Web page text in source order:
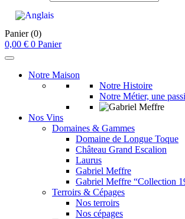
Panier (0)
0,00 € 0 Panier
Notre Maison
Notre Histoire
Notre Métier, une
Nos Vins
Domaines & Gammes
Domaine de Longue Toque
Château Grand Escalion
Laurus
Gabriel Meffre
Gabriel Meffre “Collection
Terroirs & Cépages
Nos terroirs
Nos cépages